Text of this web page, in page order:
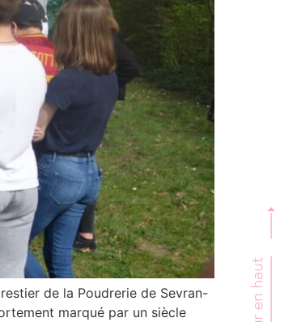
de la Poudrerie de Sevran-
marqué par un siècle